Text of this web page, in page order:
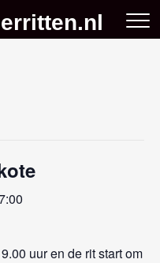
uur en de rit start om